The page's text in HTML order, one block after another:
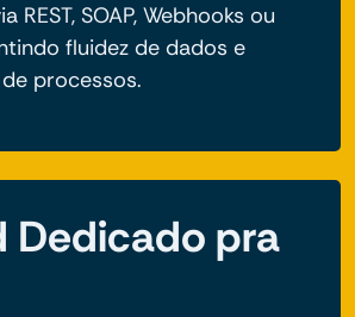
REST, SOAP, Webhooks ou
fluidez de dados e
processos.
Dedicado pra